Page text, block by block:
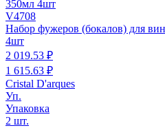
V4708
Набор фужеров (бокалов)
4шт
2 019.53 ₽
1 615.63 ₽
Cristal D'arques
Уп.
Упаковка
2 шт.